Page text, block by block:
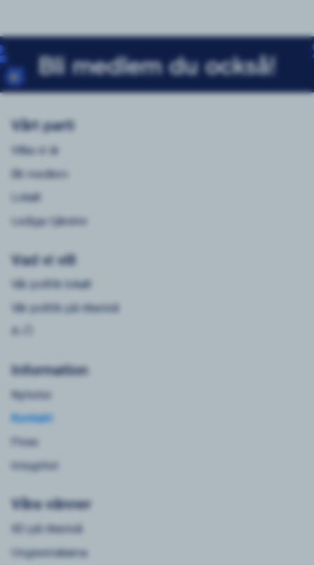
Bli medlem du också!
Vårt parti
Vilka vi är
Bli medlem
Lokalt
Lediga tjänster
Vad vi vill
Vår politik lokalt
Vår politik på riksnivå
A-Ö
Information
Nyheter
Kontakt
Press
Integritet
Våra vänner
SD på riksnivå
Ungsvenskarna